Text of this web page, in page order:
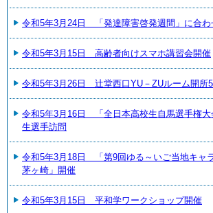
令和5年3月24日 「発達障害啓発週間」に合わ
令和5年3月15日 高齢者向けスマホ講習会開催
令和5年3月26日 辻堂西口YU－ZUルーム開所
令和5年3月16日 「全日本高校生自馬選手権大
生選手訪問
令和5年3月18日 「第9回ゆる～いご当地キャ
茅ヶ崎」開催
令和5年3月15日 平和学ワークショップ開催